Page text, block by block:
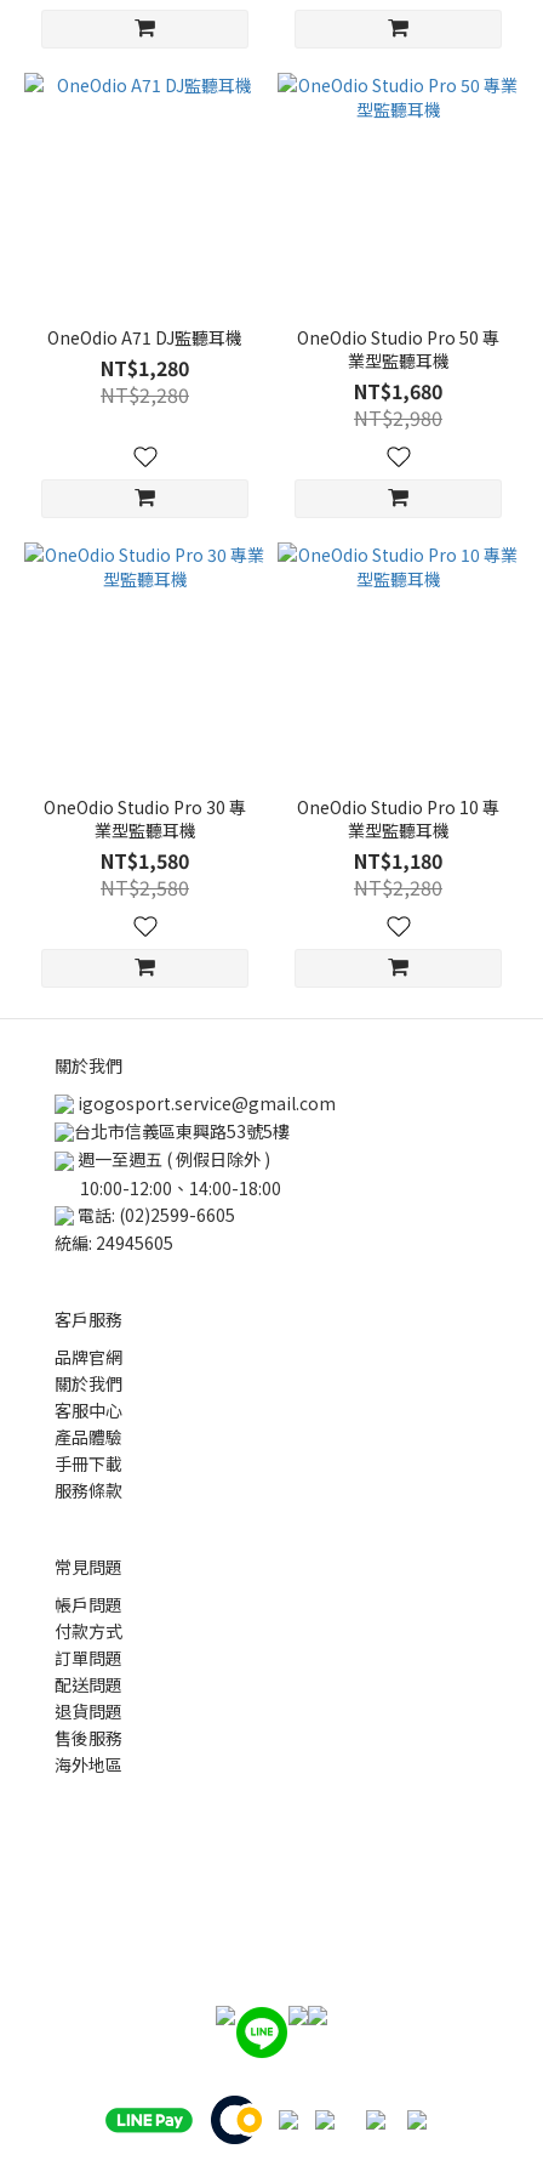
OneOdio A71 DJ監聽耳機
NT$1,280
NT$2,280
OneOdio Studio Pro 50 專
業型監聽耳機
NT$1,680
NT$2,980
OneOdio Studio Pro 30 專
業型監聽耳機
NT$1,580
NT$2,580
OneOdio Studio Pro 10 專
業型監聽耳機
NT$1,180
NT$2,280
關於我們
igogosport.service@gmail.com
台北市信義區東興路53號5樓
週一至週五 ( 例假日除外 )
10:00-12:00、14:00-18:00
電話: (02)2599-6605
統編: 24945605
客戶服務
品牌官網
關於我們
客服中心
產品體驗
手冊下載
服務條款
常見問題
帳戶問題
付款方式
訂單問題
配送問題
退貨問題
售後服務
海外地區